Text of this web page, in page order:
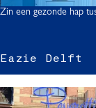
Eazie Delft
Zin een gezonde hap